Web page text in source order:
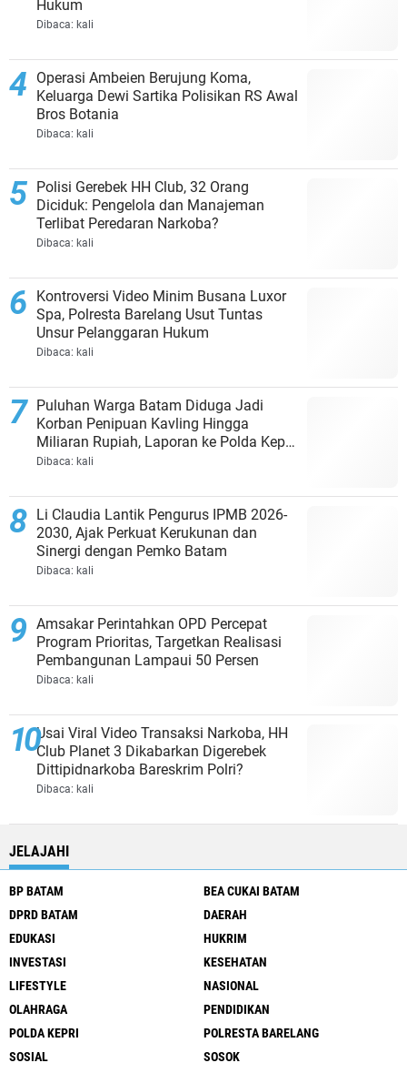
Hukum
Dibaca: kali
Operasi Ambeien Berujung Koma,
Keluarga Dewi Sartika Polisikan RS Awal
Bros Botania
Dibaca: kali
Polisi Gerebek HH Club, 32 Orang
Diciduk: Pengelola dan Manajeman
Terlibat Peredaran Narkoba?
Dibaca: kali
Kontroversi Video Minim Busana Luxor
Spa, Polresta Barelang Usut Tuntas
Unsur Pelanggaran Hukum
Dibaca: kali
Puluhan Warga Batam Diduga Jadi
Korban Penipuan Kavling Hingga
Miliaran Rupiah, Laporan ke Polda Kepri
Jalan di Tempat?
Dibaca: kali
Li Claudia Lantik Pengurus IPMB 2026-
2030, Ajak Perkuat Kerukunan dan
Sinergi dengan Pemko Batam
Dibaca: kali
Amsakar Perintahkan OPD Percepat
Program Prioritas, Targetkan Realisasi
Pembangunan Lampaui 50 Persen
Dibaca: kali
Usai Viral Video Transaksi Narkoba, HH
Club Planet 3 Dikabarkan Digerebek
Dittipidnarkoba Bareskrim Polri?
Dibaca: kali
JELAJAHI
BP BATAM
BEA CUKAI BATAM
DPRD BATAM
DAERAH
EDUKASI
HUKRIM
INVESTASI
KESEHATAN
LIFESTYLE
NASIONAL
OLAHRAGA
PENDIDIKAN
POLDA KEPRI
POLRESTA BARELANG
SOSIAL
SOSOK